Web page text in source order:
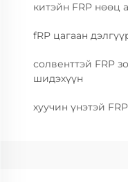
китэйн FRP нөөц
fRP цагаан
солвенттэй FRP
шидэхүүн
хуучин үнэтэй